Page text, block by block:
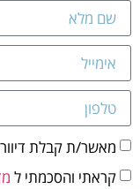
מאשר/ת קבלת דיוור
קראתי והסכמתי ל